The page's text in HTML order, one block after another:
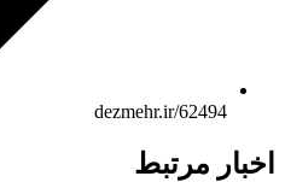
dezmehr.ir/62494
مرتبط